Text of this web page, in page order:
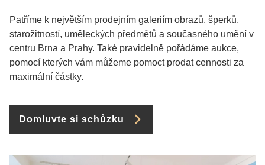
Patříme k největším prodejním galeriím obrazů, šperků,
starožitností, uměleckých předmětů a současného umění v
centru Brna a Prahy. Také pravidelně pořádáme aukce,
pomocí kterých vám můžeme pomoct prodat cennosti za
maximální částky.
Domluvte si schůzku